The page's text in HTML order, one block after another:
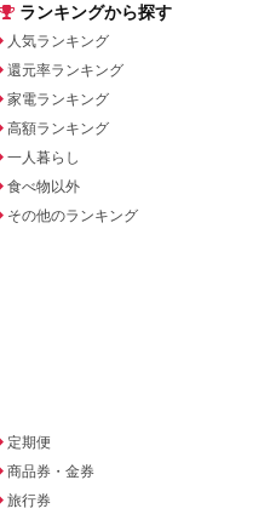
ランキングから探す
人気ランキング
還元率ランキング
家電ランキング
高額ランキング
一人暮らし
食べ物以外
その他のランキング
定期便
商品券・金券
旅行券